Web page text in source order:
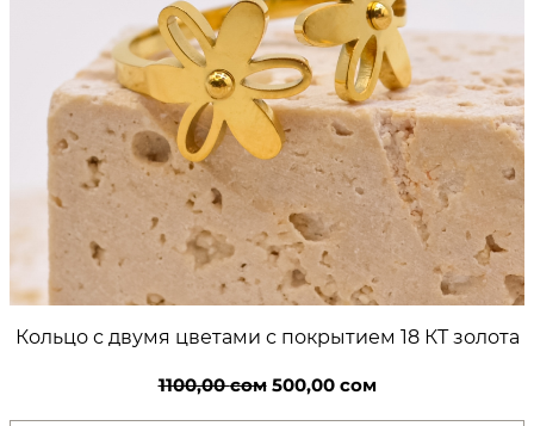
Кольцо с двумя цветами с покрытием 18 КТ золота
1100,00сом Первоначальная
цена
500,00 сомТекущая
цена: